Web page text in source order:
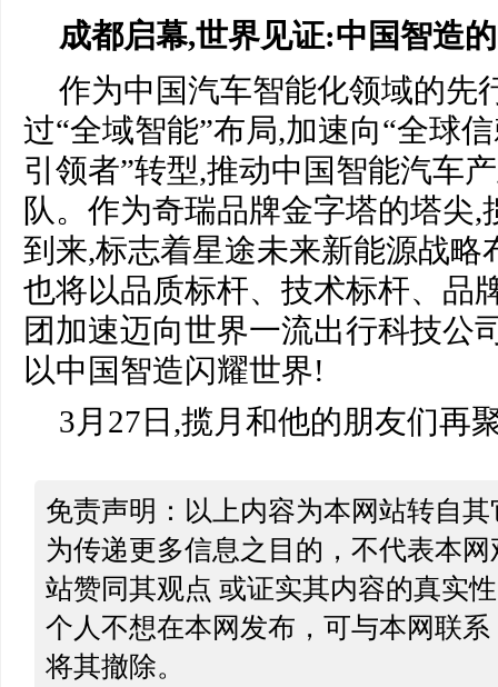
成都启幕,世界见证:中国智造
作为中国汽车智能化领域的先
过“全域智能”布局,加速向“全球
引领者”转型,推动中国智能汽车
队。作为奇瑞品牌金字塔的塔尖,
到来,标志着星途未来新能源战略
也将以品质标杆、技术标杆、品
团加速迈向世界一流出行科技公
以中国智造闪耀世界!
3月27日,揽月和他的朋友们再
免责声明：以上内容为本网站转自
为传递更多信息之目的，不代表本
站赞同其观点 或证实其内容的真实
个人不想在本网发布，可与本网联
将其撤除。